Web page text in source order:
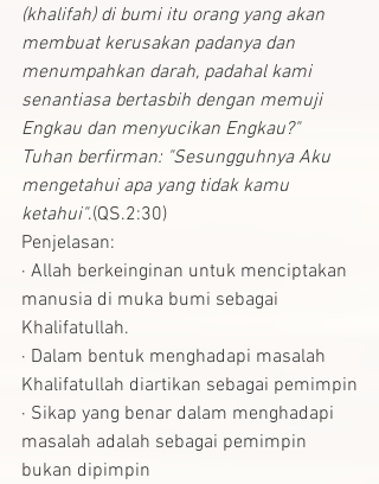
(khalifah) di bumi itu orang yang akan
membuat kerusakan padanya dan
menumpahkan darah, padahal kami
senantiasa bertasbih dengan memuji
Engkau dan menyucikan Engkau?"
Tuhan berfirman: "Sesungguhnya Aku
mengetahui apa yang tidak kamu
ketahui".(QS.2:30)
Penjelasan:
· Allah berkeinginan untuk menciptakan
manusia di muka bumi sebagai
Khalifatullah.
· Dalam bentuk menghadapi masalah
Khalifatullah diartikan sebagai pemimpin
· Sikap yang benar dalam menghadapi
masalah adalah sebagai pemimpin
bukan dipimpin